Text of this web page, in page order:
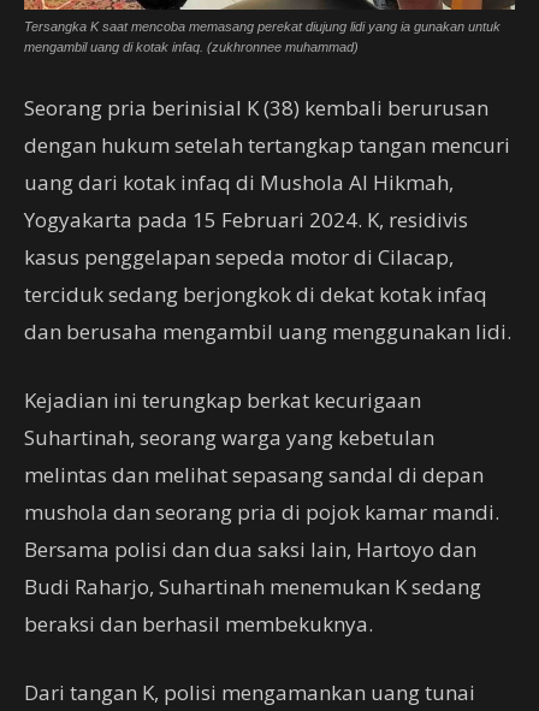
Tersangka K saat mencoba memasang perekat diujung lidi yang ia gunakan untuk
mengambil uang di kotak infaq. (zukhronnee muhammad)
Seorang pria berinisial K (38) kembali berurusan
dengan hukum setelah tertangkap tangan mencuri
uang dari kotak infaq di Mushola Al Hikmah,
Yogyakarta pada 15 Februari 2024. K, residivis
kasus penggelapan sepeda motor di Cilacap,
terciduk sedang berjongkok di dekat kotak infaq
dan berusaha mengambil uang menggunakan lidi.
Kejadian ini terungkap berkat kecurigaan
Suhartinah, seorang warga yang kebetulan
melintas dan melihat sepasang sandal di depan
mushola dan seorang pria di pojok kamar mandi.
Bersama polisi dan dua saksi lain, Hartoyo dan
Budi Raharjo, Suhartinah menemukan K sedang
beraksi dan berhasil membekuknya.
Dari tangan K, polisi mengamankan uang tunai